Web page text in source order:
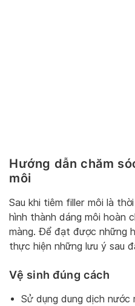
Hướng dẫn chăm
môi
Sau khi tiêm filler môi là
hình thành dáng môi hoàn
màng. Để đạt được những
thực hiện những lưu ý sau
Vệ sinh đúng cách
Sử dụng dung dịch nước